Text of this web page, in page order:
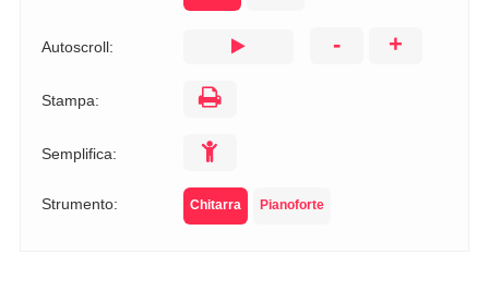
Autoscroll: - +
Stampa:
Semplifica:
Strumento: Chitarra Pianoforte